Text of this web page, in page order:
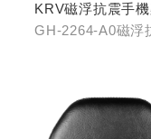
KRV磁浮抗震手
(含整合支架)
GH-2264-A0磁浮